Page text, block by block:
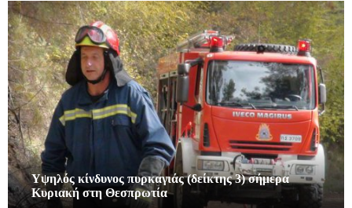
Υψηλός κίνδυνος πυρκαγιάς (δείκτης 3) σήμερα
Κυριακή στη Θεσπρωτία